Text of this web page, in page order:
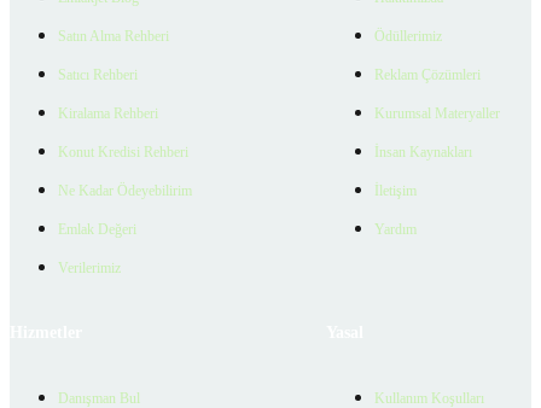
Satın Alma Rehberi
Satıcı Rehberi
Kiralama Rehberi
Konut Kredisi Rehberi
Ne Kadar Ödeyebilirim
Emlak Değeri
Verilerimiz
Ödüllerimiz
Reklam Çözümleri
Kurumsal Materyaller
İnsan Kaynakları
İletişim
Yardım
Danışman Bul Kullanım Koşulları